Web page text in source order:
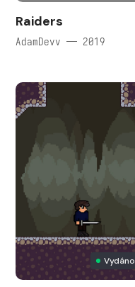
Raiders
AdamDevv — 2019
Vydáno